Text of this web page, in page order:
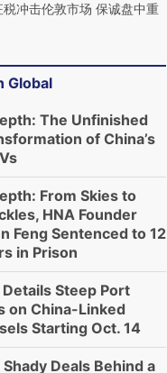
冲击伦敦市场 保诚盘中重
Global
The Unfinished
of China’s
From Skies to
HNA Founder
Feng Sentenced to 12
in Prison
Details Steep Port
on China-Linked
Starting Oct. 14
Deals Behind a